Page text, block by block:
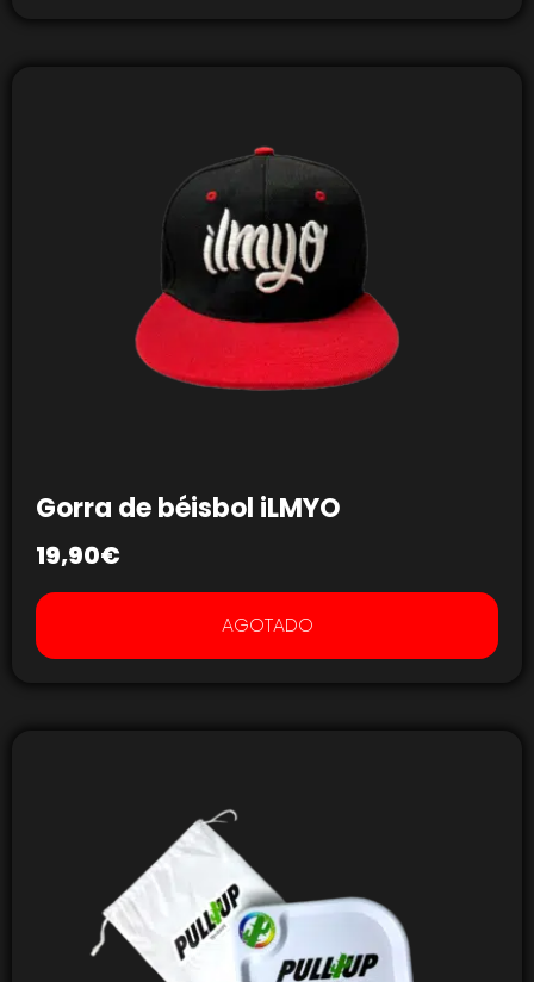
Gorra de béisbol iLMYO
19,90€
AGOTADO